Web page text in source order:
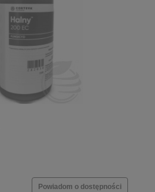
Powiadom o dostępności